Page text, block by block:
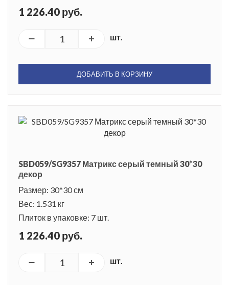
1 226.40 руб.
шт.
ДОБАВИТЬ В КОРЗИНУ
SBD059/SG9357 Матрикс серый темный 30*30
декор
Размер: 30*30 см
Вес: 1.531 кг
Плиток в упаковке: 7 шт.
1 226.40 руб.
шт.